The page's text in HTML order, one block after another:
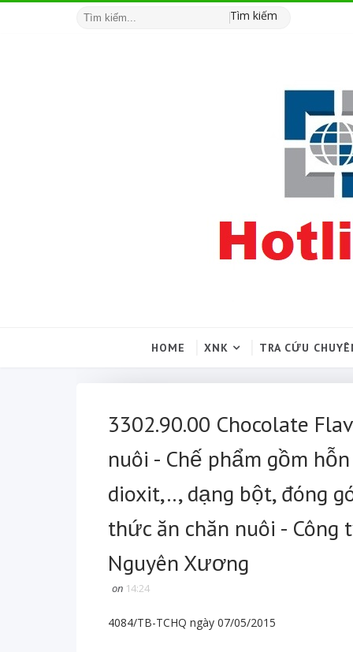
Tìm kiếm
HOME XNK TRA CỨU
3302.90.00 Chocolate
nuôi - Chế phẩm gồm
dioxit,.., dạng bột, đóng
thức ăn chăn nuôi - Công
Nguyên Xương
on 14:24
4084/TB-TCHQ ngày 07/05/2015